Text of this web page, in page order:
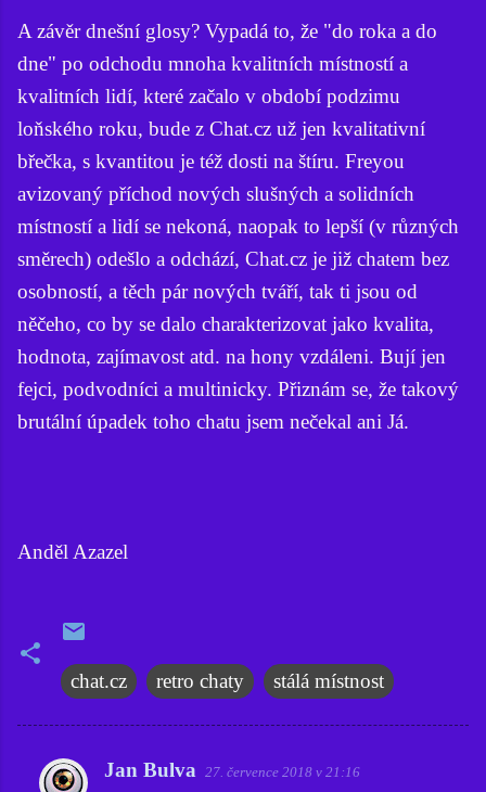
A závěr dnešní glosy? Vypadá to, že "do roka a do
dne" po odchodu mnoha kvalitních místností a
kvalitních lidí, které začalo v období podzimu
loňského roku, bude z Chat.cz už jen kvalitativní
břečka, s kvantitou je též dosti na štíru. Freyou
avizovaný příchod nových slušných a solidních
místností a lidí se nekoná, naopak to lepší (v různých
směrech) odešlo a odchází, Chat.cz je již chatem bez
osobností, a těch pár nových tváří, tak ti jsou od
něčeho, co by se dalo charakterizovat jako kvalita,
hodnota, zajímavost atd. na hony vzdáleni. Bují jen
fejci, podvodníci a multinicky. Přiznám se, že takový
brutální úpadek toho chatu jsem nečekal ani Já.
Anděl Azazel
chat.cz retro chaty stálá místnost
K
Jan Bulva 27. července 2018 v 21:16